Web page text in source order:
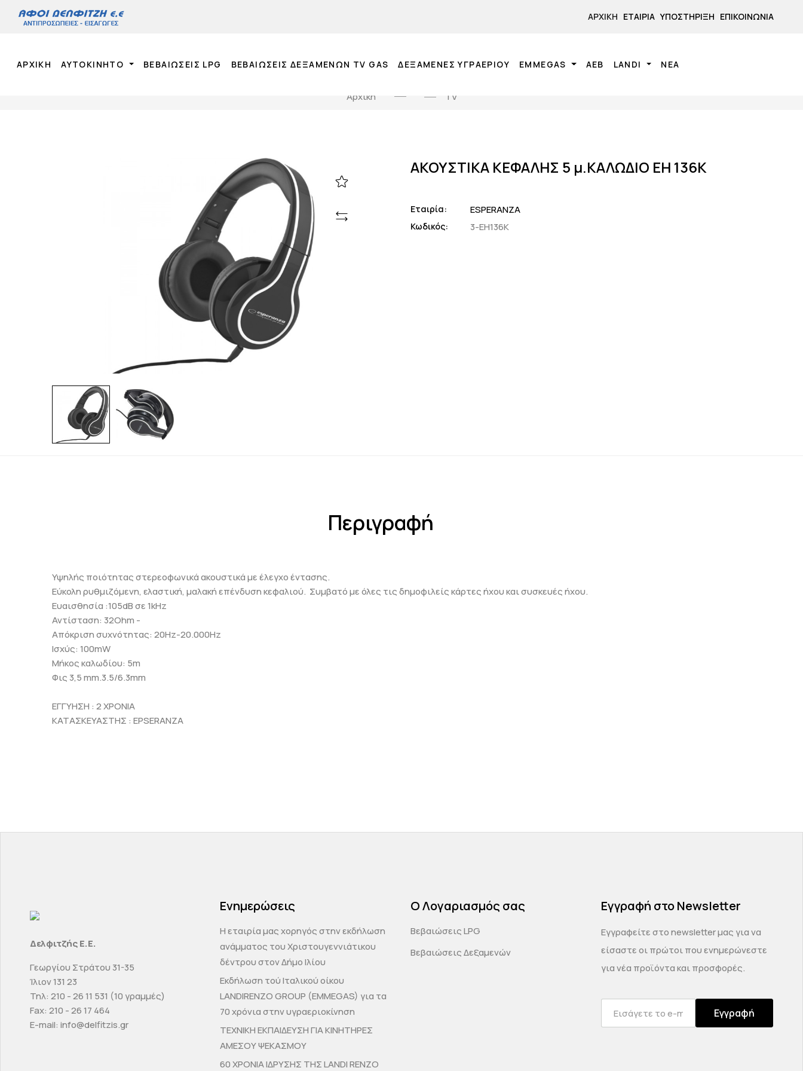
ΑΡΧΙΚΉ ΕΤΑΙΡΊΑ ΥΠΟΣΤΉΡΙΞΗ ΕΠΙΚΟΙΝΩΝΊΑ
ΑΡΧΙΚΉ ΑΥΤΟΚΙΝΗΤΟ ΒΕΒΑΙΩΣΕΙΣ LPG ΒΕΒΑΙΩΣΕΙΣ ΔΕΞΑΜΕΝΩΝ TV GAS ΔΕΞΑΜΕΝΕΣ ΥΓΡΑΕΡΙΟΥ EMMEGAS ΑΕΒ LANDI ΝΕΑ
Αρχική TV
ΑΚΟΥΣΤΙΚΑ ΚΕΦΑΛΗΣ 5 μ.ΚΑΛΩΔΙΟ EH 136K
Εταιρία: ESPERANZA
Κωδικός: 3-EH136K
Περιγραφή
Υψηλής ποιότητας στερεοφωνικά ακουστικά με έλεγχο έντασης.
Εύκολη ρυθμιζόμενη, ελαστική, μαλακή επένδυση κεφαλιού. Συμβατό με όλες τις δημοφιλείς κάρτες ήχου και συσκευές ήχου.
Ευαισθησία :105dB σε 1kHz
Αντίσταση: 32Ohm -
Απόκριση συχνότητας: 20Hz-20.000Hz
Ισχύς: 100mW
Μήκος καλωδίου: 5m
Φις 3,5 mm.3.5/6.3mm
ΕΓΓΥΗΣΗ : 2 ΧΡΟΝΙΑ
ΚΑΤΑΣΚΕΥΑΣΤΗΣ : EPSERANZA
Δελφιτζής Ε.Ε.
Γεωργίου Στράτου 31-35
Ίλιον 131 23
Τηλ: 210 - 26 11 531 (10 γραμμές)
Fax: 210 - 26 17 464
E-mail: info@delfitzis.gr
Ενημερώσεις
H εταιρία μας χορηγός στην εκδήλωση
ανάμματος του Χριστουγεννιάτικου
δέντρου στον Δήμο Ιλίου
Εκδήλωση τού Ιταλικού οίκου
LANDIRENZO GROUP (EMMEGAS) για τα
70 χρόνια στην υγραεριοκίνηση
ΤΕΧΝΙΚΗ ΕΚΠΑΙΔΕΥΣΗ ΓΙΑ ΚΙΝΗΤΗΡΕΣ
ΑΜΕΣΟΥ ΨΕΚΑΣΜΟΥ
60 ΧΡΟΝΙΑ ΙΔΡΥΣΗΣ ΤΗΣ LANDI RENZO
Ο Λογαριασμός σας
Βεβαιώσεις LPG
Βεβαιώσεις Δεξαμενών
Εγγραφή στο Newsletter
Εγγραφείτε στο newsletter μας για να
είσαστε οι πρώτοι που ενημερώνεστε
για νέα προϊόντα και προσφορές.
Εγγραφή